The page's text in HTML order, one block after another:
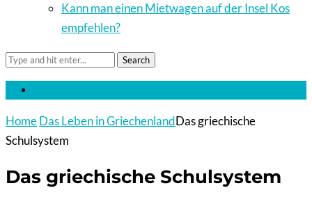
Kann man einen Mietwagen auf der Insel Kos
empfehlen?
Search
HomeDas Leben in GriechenlandDas griechische
Schulsystem
Das griechische Schulsystem